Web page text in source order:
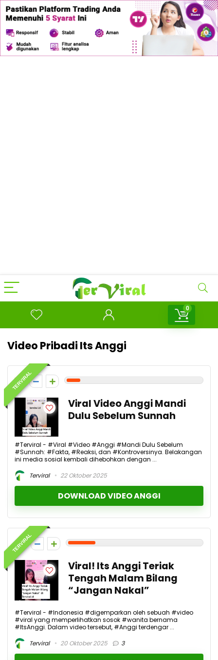
0
Video Pribadi Its Anggi
TERVIRAL
1
Viral Video Anggi Mandi
Dulu Sebelum Sunnah
#Terviral - #Viral #Video #Anggi #Mandi Dulu Sebelum
#Sunnah: #Fakta, #Reaksi, dan #Kontroversinya. Belakangan
ini media sosial kembali dihebohkan dengan ...
Terviral
22 Oktober 2025
DOWNLOAD VIDEO ANGGI
TERVIRAL
2
Viral! Its Anggi Teriak
Tengah Malam Bilang
“Jangan Nakal”
#Terviral - #Indonesia #digemparkan oleh sebuah #video
#viral yang memperlihatkan sosok #wanita bernama
#ItsAnggi. Dalam video tersebut, #Anggi terdengar ...
Terviral
20 Oktober 2025 3